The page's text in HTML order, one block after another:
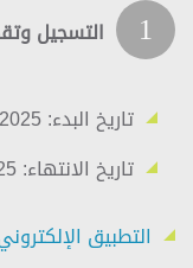
1 التسجيل
تاريخ البدء:
تاريخ الانتهاء:
التطبيق